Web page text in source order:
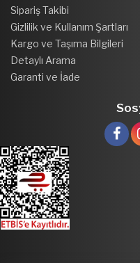
Sipariş Takibi
Gizlilik ve Kullanım Şartları
Kargo ve Taşıma Bilgileri
Detaylı Arama
Garanti ve İade